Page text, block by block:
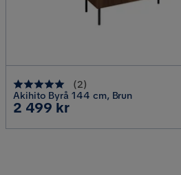
(2)
Akihito Byrå 144 cm, Brun
Pris
2 499 kr